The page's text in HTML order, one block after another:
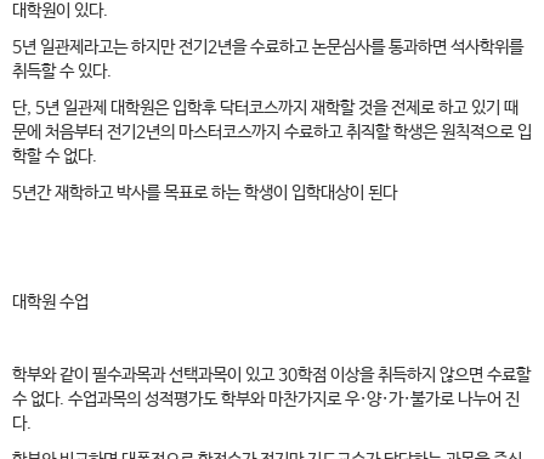
대학원이 있다.
5년 일관제라고는 하지만 전기2년을 수료하고 논문심사를 통과하면 석사학위를
취득할 수 있다.
단, 5년 일관제 대학원은 입학후 닥터코스까지 재학할 것을 전제로 하고 있기 때
문에 처음부터 전기2년의 마스터코스까지 수료하고 취직할 학생은 원칙적으로 입
학할 수 없다.
5년간 재학하고 박사를 목표로 하는 학생이 입학대상이 된다
대학원 수업
학부와 같이 필수과목과 선택과목이 있고 30학점 이상을 취득하지 않으면 수료할
수 없다. 수업과목의 성적평가도 학부와 마찬가지로 우·양·가·불가로 나누어 진
다.